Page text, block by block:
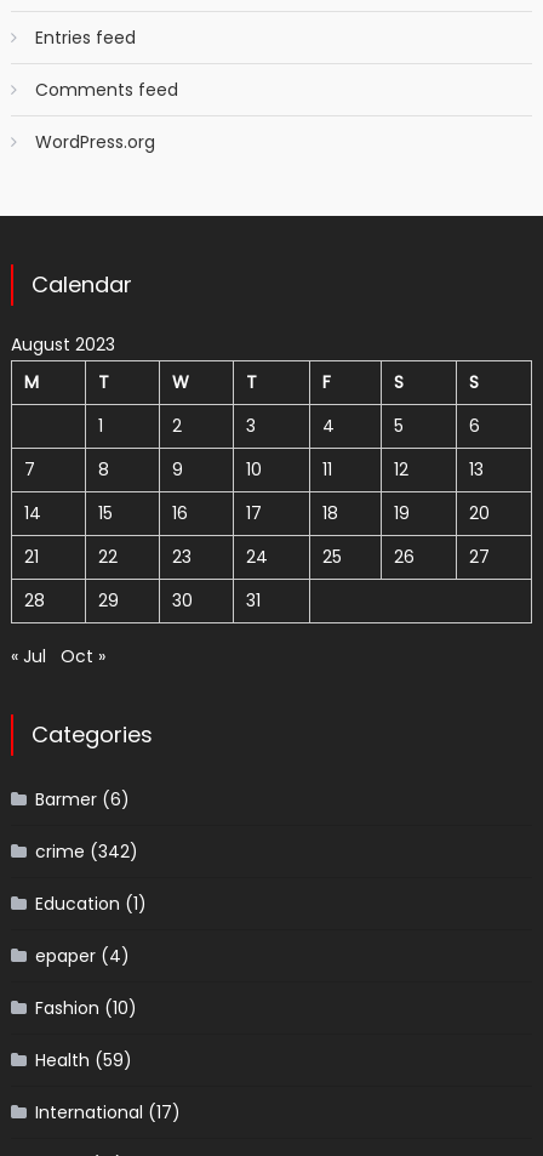
Entries feed
Comments feed
WordPress.org
Calendar
August 2023
M
T W T F S
S
1
2 3 4 5
6
7
8 9 10 11 12
13
14
15 16 17 18 19
20
21
22 23 24 25 26
27
28
29 30 31
« Jul Oct »
Categories
Barmer(6)
crime (342)
Education (1)
epaper(4)
Fashion (10)
Health (59)
International (17)